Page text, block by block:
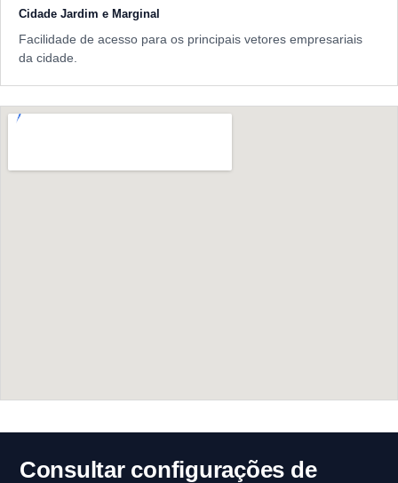
Cidade Jardim e Marginal
Facilidade de acesso para os principais vetores empresariais
da cidade.
Consultar configurações de